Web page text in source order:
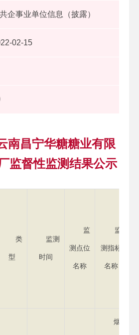
企事业单位信息（披露）
02-15
南昌宁华糖糖业有限
监督性监测结果公示
类
型
监测
时间
监
测点位
名称
监
测指标
名称
烟